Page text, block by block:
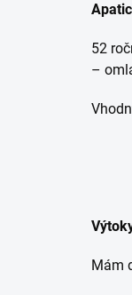
52
–
Mám